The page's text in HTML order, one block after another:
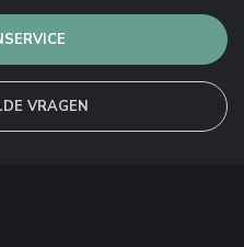
VRAGEN